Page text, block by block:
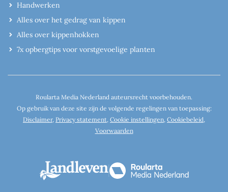
Handwerken
Alles over het gedrag van kippen
Alles over kippenhokken
7x opbergtips voor vorstgevoelige planten
Roularta Media Nederland auteursrecht voorbehouden.
Op gebruik van deze site zijn de volgende regelingen van toepassing:
Disclaimer, Privacy statement, Cookie instellingen, Cookiebeleid,
Voorwaarden